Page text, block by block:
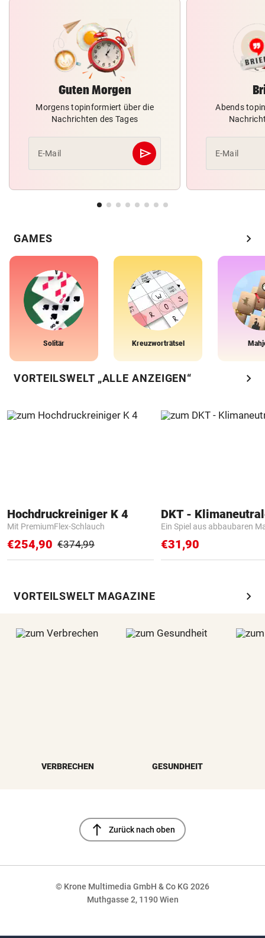
Guten Morgen
Morgens topinformiert über die
Nachrichten des Tages
E-Mail send
Abschicken
Abends
E-Mail
GAMES chevron_right
Solitär Kreuzworträtsel
VORTEILSWELT „ALLE ANZEIGEN“ chevron_right
Hochdruckreiniger K 4
Mit PremiumFlex-Schlauch
€254,90 €374,99
Ein Spiel aus abbaubaren
€31,90
VORTEILSWELT MAGAZINE chevron_right
VERBRECHEN GESUNDHEIT
north Zurück nach oben
© Krone Multimedia GmbH & Co KG 2026
Muthgasse 2, 1190 Wien